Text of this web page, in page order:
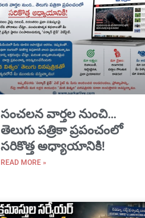
సంచలన వార్తల నుంచి…
తెలుగు పత్రికా ప్రపంచంలో
సరికొత్త అధ్యాయానికి!
READ MORE »